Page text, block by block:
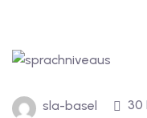
B2
sla-basel 30